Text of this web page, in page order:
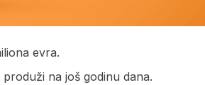
evra.
na još godinu dana.